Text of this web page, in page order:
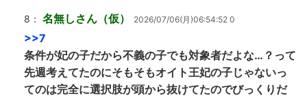
8： 名無しさん（仮） 2026/07/06(月)06:54:52 0
>>7
条件が妃の子だから不義の子でも対象者だよな…？って
先週考えてたのにそもそもオイト王妃の子じゃないっ
てのは完全に選択肢が頭から抜けてたのでびっくりだ